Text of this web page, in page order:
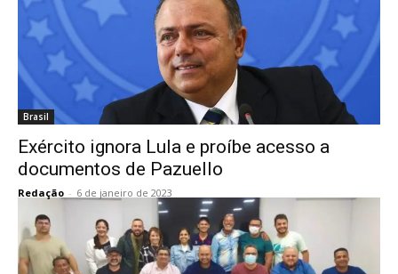
Brasil
Exército ignora Lula e proíbe acesso a
documentos de Pazuello
Redação - 6 de janeiro de 2023